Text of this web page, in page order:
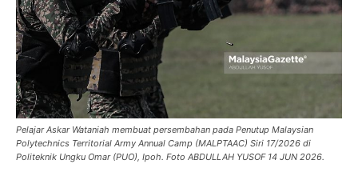
Pelajar Askar Wataniah membuat persembahan pada Penutup Malaysian
Polytechnics Territorial Army Annual Camp (MALPTAAC) Siri 17/2026 di
Politeknik Ungku Omar (PUO), Ipoh. Foto ABDULLAH YUSOF 14 JUN 2026.